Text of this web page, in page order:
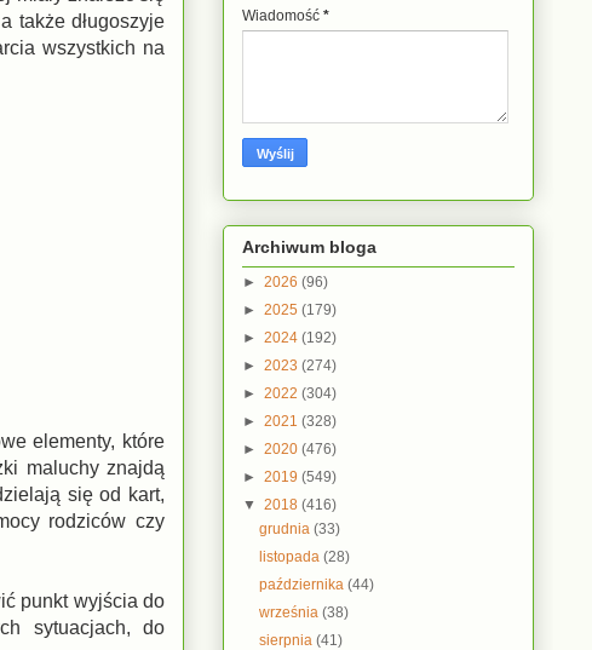
także długoszyje
wszystkich na
elementy, które
maluchy znajdą
się od kart,
rodziców czy
punkt wyjścia do
sytuacjach, do
Wiadomość *
Archiwum bloga
► 2026 (96)
► 2025 (179)
► 2024 (192)
► 2023 (274)
► 2022 (304)
► 2021 (328)
► 2020 (476)
► 2019 (549)
▼ 2018 (416)
grudnia(33)
listopada(28)
października(44)
września(38)
sierpnia(41)